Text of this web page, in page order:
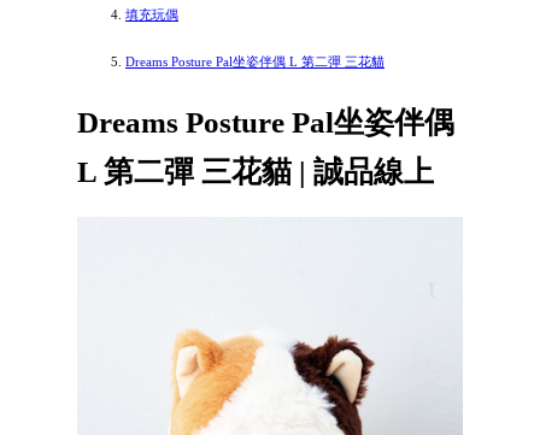
填充玩偶
Dreams Posture Pal坐姿伴偶 L 第二彈 三花貓
Dreams Posture Pal坐姿伴偶
L 第二彈 三花貓 | 誠品線上